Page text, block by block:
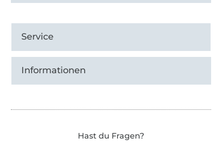
Service
Informationen
Hast du Fragen?